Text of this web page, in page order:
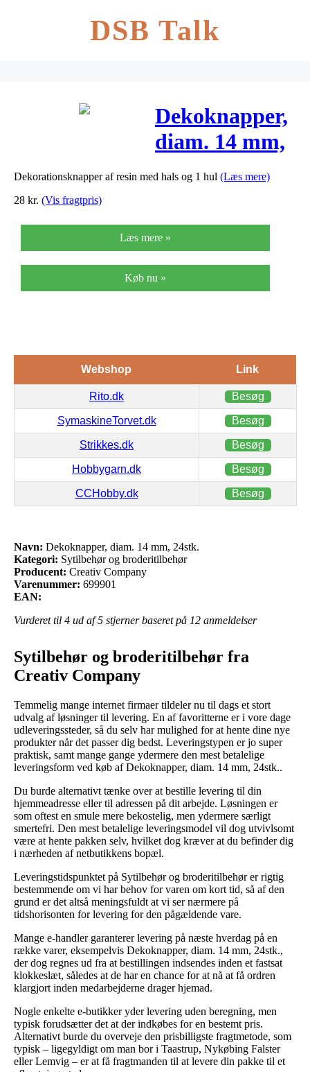
DSB Talk
Dekoknapper,
diam. 14 mm,
24stk.
Dekorationsknapper af resin med hals og 1 hul (Læs mere)
28 kr. (Vis fragtpris)
Læs mere »
Køb nu »
Webshop Link
Rito.dk Besøg
SymaskineTorvet.dk Besøg
Strikkes.dk Besøg
Hobbygarn.dk Besøg
CCHobby.dk Besøg
Navn: Dekoknapper, diam. 14 mm, 24stk.
Kategori: Sytilbehør og broderitilbehør
Producent: Creativ Company
Varenummer: 699901
EAN:
Vurderet til 4 ud af 5 stjerner baseret på 12 anmeldelser
Sytilbehør og broderitilbehør fra
Creativ Company
Temmelig mange internet firmaer tildeler nu til dags et stort
udvalg af løsninger til levering. En af favoritterne er i vore dage
udleveringssteder, så du selv har mulighed for at hente dine nye
produkter når det passer dig bedst. Leveringstypen er jo super
praktisk, samt mange gange ydermere den mest betalelige
leveringsform ved køb af Dekoknapper, diam. 14 mm, 24stk..
Du burde alternativt tænke over at bestille levering til din
hjemmeadresse eller til adressen på dit arbejde. Løsningen er
som oftest en smule mere bekostelig, men ydermere særligt
smertefri. Den mest betalelige leveringsmodel vil dog utvivlsomt
være at hente pakken selv, hvilket dog kræver at du befinder dig
i nærheden af netbutikkens bopæl.
Leveringstidspunktet på Sytilbehør og broderitilbehør er rigtig
bestemmende om vi har behov for varen om kort tid, så af den
grund er det altså meningsfuldt at vi ser nærmere på
tidshorisonten for levering for den pågældende vare.
Mange e-handler garanterer levering på næste hverdag på en
række varer, eksempelvis Dekoknapper, diam. 14 mm, 24stk.,
der dog regnes ud fra at bestillingen indsendes inden et fastsat
klokkeslæt, således at de har en chance for at nå at få ordren
klargjort inden medarbejderne drager hjemad.
Nogle enkelte e-butikker yder levering uden beregning, men
typisk forudsætter det at der indkøbes for en bestemt pris.
Alternativt burde du overveje den prisbilligste fragtmetode, som
typisk – ligegyldigt om man bor i Taastrup, Nykøbing Falster
eller Lemvig – er at få fragtmanden til at levere din pakke til et